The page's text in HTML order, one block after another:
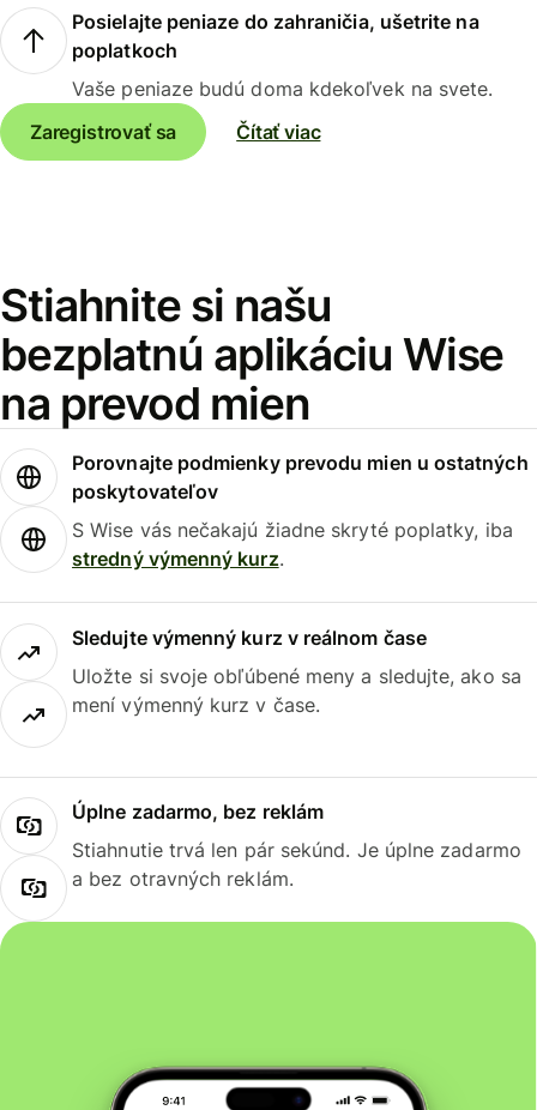
Posielajte peniaze do zahraničia, ušetrite na
poplatkoch
Vaše peniaze budú doma kdekoľvek na svete.
Zaregistrovať sa
Čítať viac
Stiahnite si našu
bezplatnú aplikáciu Wise
na prevod mien
Porovnajte podmienky prevodu mien u ostatných
poskytovateľov
S Wise vás nečakajú žiadne skryté poplatky, iba
stredný výmenný kurz.
Sledujte výmenný kurz v reálnom čase
Uložte si svoje obľúbené meny a sledujte, ako sa
mení výmenný kurz v čase.
Úplne zadarmo, bez reklám
Stiahnutie trvá len pár sekúnd. Je úplne zadarmo
a bez otravných reklám.